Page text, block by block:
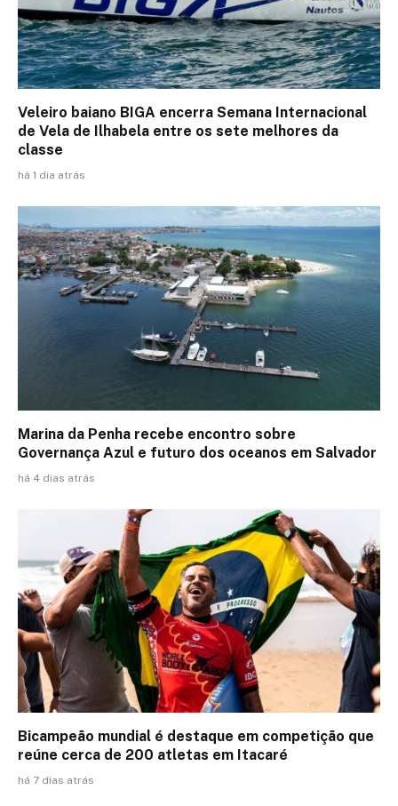
Veleiro baiano BIGA encerra Semana Internacional
de Vela de Ilhabela entre os sete melhores da
classe
há 1 dia atrás
Marina da Penha recebe encontro sobre
Governança Azul e futuro dos oceanos em Salvador
há 4 dias atrás
Bicampeão mundial é destaque em competição que
reúne cerca de 200 atletas em Itacaré
há 7 dias atrás